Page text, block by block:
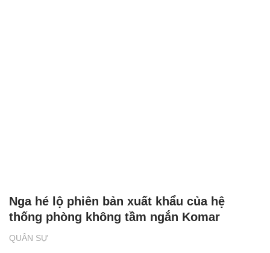
QUÂN SỰ
Nga hé lộ phiên bản xuất khẩu của hệ
thống phòng không tầm ngắn Komar